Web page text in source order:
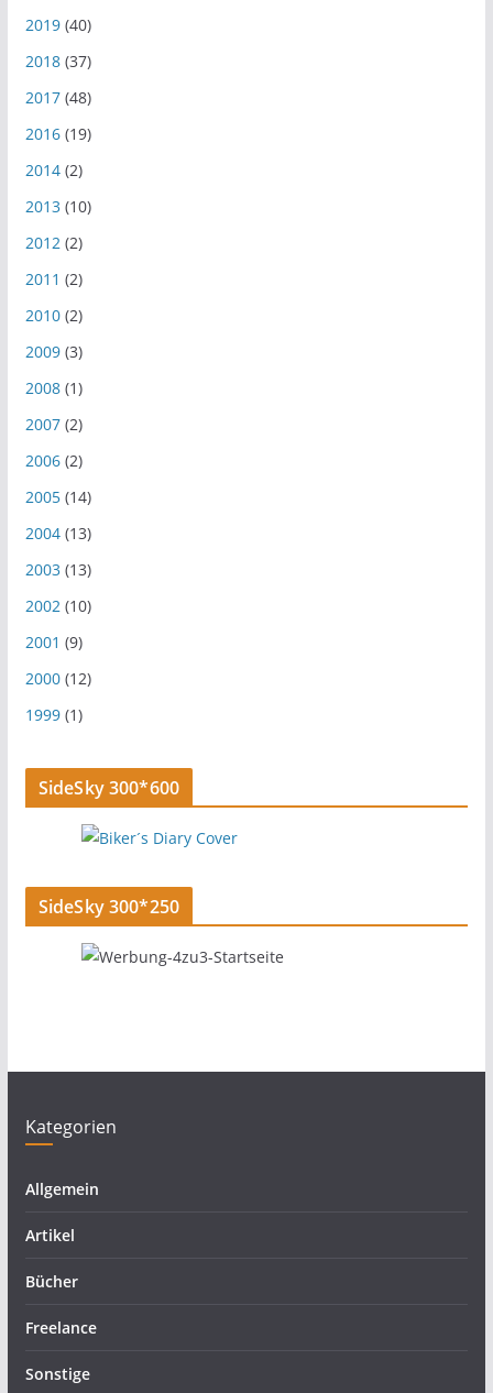
2019(40)
2018(37)
2017(48)
2016(19)
2014(2)
2013 (10)
2012(2)
2011 (2)
2010(2)
2009(3)
2008(1)
2007(2)
2006(2)
2005(14)
2004(13)
2003 (13)
2002(10)
2001 (9)
2000(12)
1999(1)
SideSky 300*600
SideSky 300*250
Kategorien
Allgemein
Artikel
Bücher
Freelance
Sonstige